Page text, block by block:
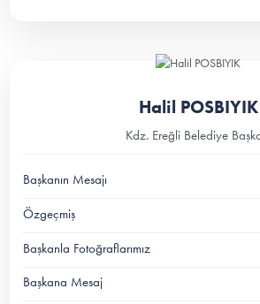
Halil POSBIYIK
Kdz. Ereğli Belediye
Başkanın Mesajı
Özgeçmiş
Başkanla Fotoğraflarımız
Başkana Mesaj